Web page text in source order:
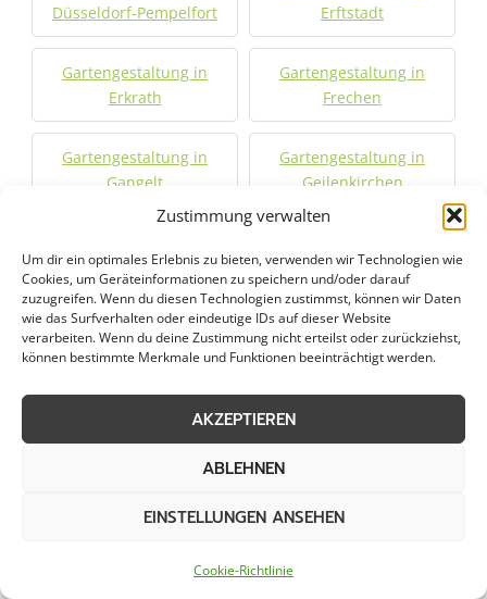
Zustimmung verwalten
Um dir ein optimales Erlebnis zu bieten, verwenden wir Technologien wie
Cookies, um Geräteinformationen zu speichern und/oder darauf
zuzugreifen. Wenn du diesen Technologien zustimmst, können wir Daten
wie das Surfverhalten oder eindeutige IDs auf dieser Website
verarbeiten. Wenn du deine Zustimmung nicht erteilst oder zurückziehst,
können bestimmte Merkmale und Funktionen beeinträchtigt werden.
AKZEPTIEREN
ABLEHNEN
EINSTELLUNGEN ANSEHEN
Cookie-Richtlinie
Düsseldorf-Pempelfort
Erftstadt
Gartengestaltung in
Erkrath
Gartengestaltung in
Frechen
Gartengestaltung in
Gangelt
Gartengestaltung in
Geilenkirchen
Geldern
Grevenbroich
Gartengestaltung in
Herzogenrath
Gartengestaltung in
Hilden
Gartengestaltung in
Gartengestaltung in
Jüchen
Jülich
Gartengestaltung in
Gartengestaltung in